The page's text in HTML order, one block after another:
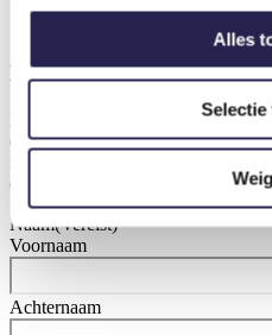
Alles
Selectie
Hulpvraag insturen of
Is er al een hulpvraag, of is er
de verenigingsondersteuner? Vul
er nodig is.
Naam(Vereist)
Voornaam
Achternaam